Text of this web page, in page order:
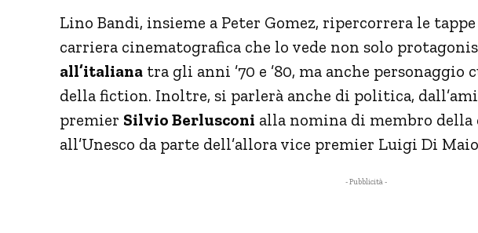
Lino Bandi, insieme a Peter Gomez, ripercorrera le
carriera cinematografica che lo vede non solo
all’italiana tra gli anni ’70 e ’80, ma anche
della fiction. Inoltre, si parlerà anche di politica,
premier Silvio Berlusconi alla nomina di membro
all’Unesco da parte dell’allora vice premier Luigi Di
- Pubblicità -